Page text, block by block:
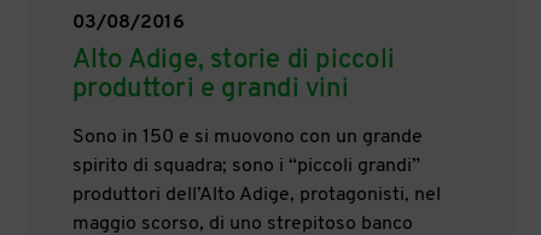
03/08/2016
Alto Adige, storie di piccoli
produttori e grandi vini
Sono in 150 e si muovono con un grande
spirito di squadra; sono i “piccoli grandi”
produttori dell’Alto Adige, protagonisti, nel
maggio scorso, di uno strepitoso banco